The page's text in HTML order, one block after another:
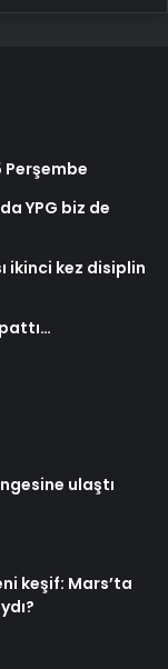
Perşembe
YPG biz de
ikinci kez disiplin
ulaştı
keşif: Mars’ta